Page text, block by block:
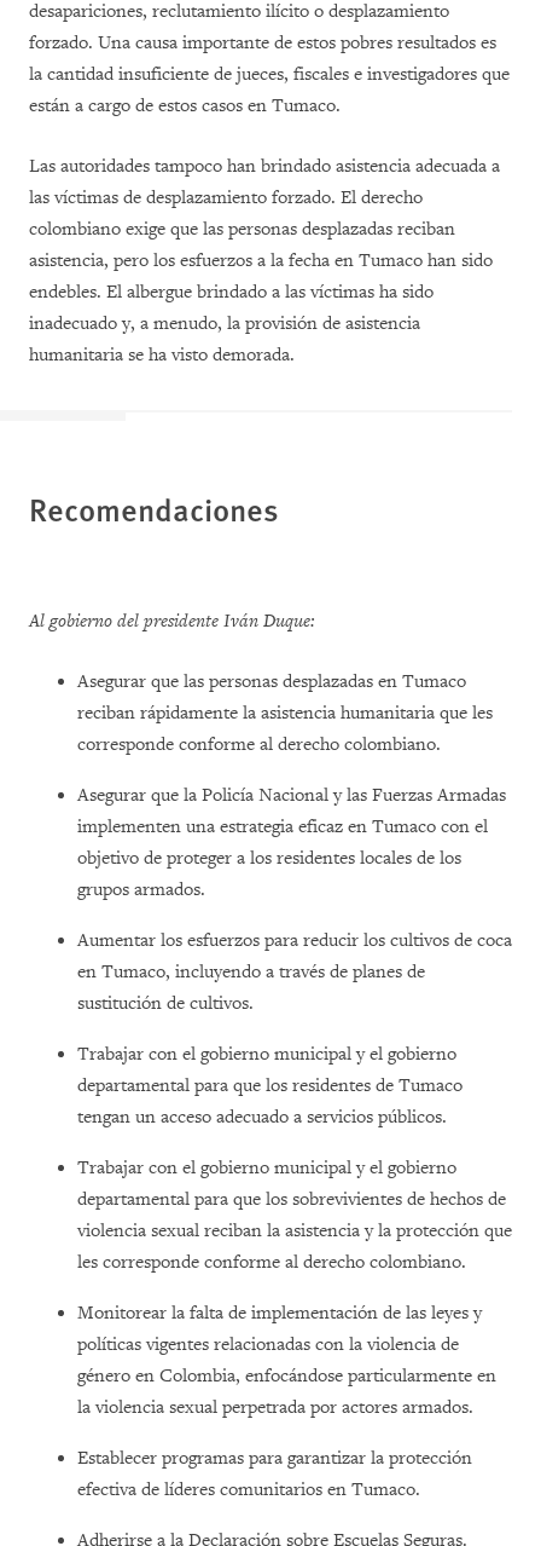
desapariciones, reclutamiento ilícito o desplazamiento
forzado. Una causa importante de estos pobres resultados es
la cantidad insuficiente de jueces, fiscales e investigadores que
están a cargo de estos casos en Tumaco.
Las autoridades tampoco han brindado asistencia adecuada a
las víctimas de desplazamiento forzado. El derecho
colombiano exige que las personas desplazadas reciban
asistencia, pero los esfuerzos a la fecha en Tumaco han sido
endebles. El albergue brindado a las víctimas ha sido
inadecuado y, a menudo, la provisión de asistencia
humanitaria se ha visto demorada.
Recomendaciones
Al gobierno del presidente Iván Duque:
Asegurar que las personas desplazadas en Tumaco
reciban rápidamente la asistencia humanitaria que les
corresponde conforme al derecho colombiano.
Asegurar que la Policía Nacional y las Fuerzas Armadas
implementen una estrategia eficaz en Tumaco con el
objetivo de proteger a los residentes locales de los
grupos armados.
Aumentar los esfuerzos para reducir los cultivos de coca
en Tumaco, incluyendo a través de planes de
sustitución de cultivos.
Trabajar con el gobierno municipal y el gobierno
departamental para que los residentes de Tumaco
tengan un acceso adecuado a servicios públicos.
Trabajar con el gobierno municipal y el gobierno
departamental para que los sobrevivientes de hechos de
violencia sexual reciban la asistencia y la protección que
les corresponde conforme al derecho colombiano.
Monitorear la falta de implementación de las leyes y
políticas vigentes relacionadas con la violencia de
género en Colombia, enfocándose particularmente en
la violencia sexual perpetrada por actores armados.
Establecer programas para garantizar la protección
efectiva de líderes comunitarios en Tumaco.
Adherirse a la Declaración sobre Escuelas Seguras.